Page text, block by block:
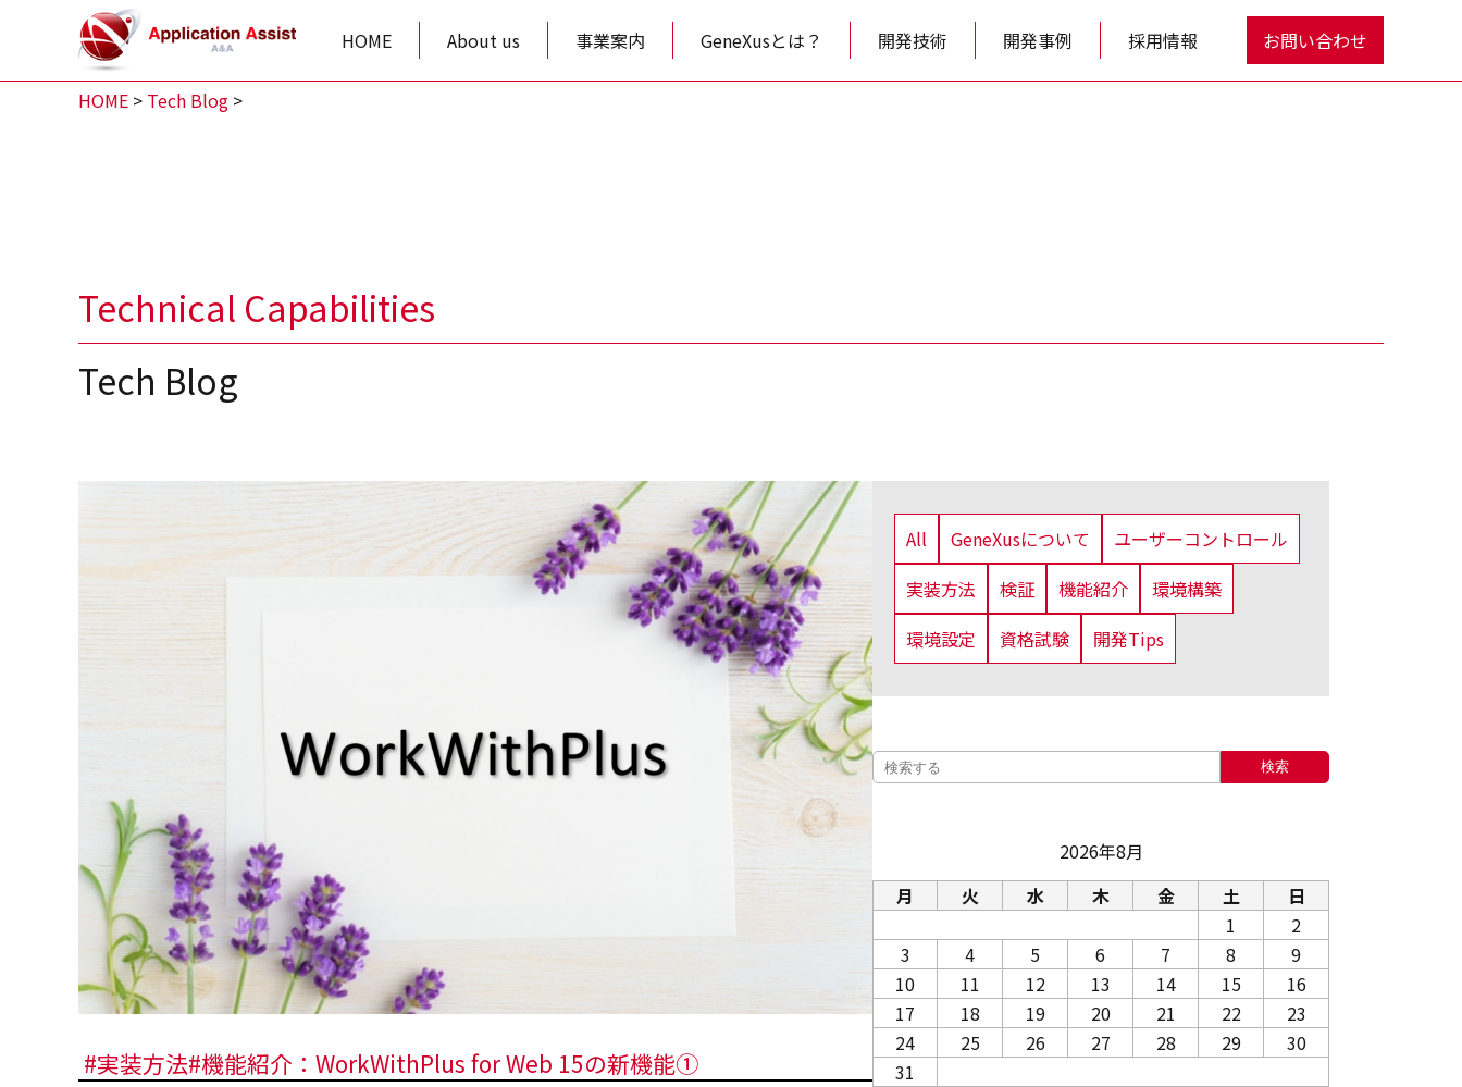
HOME About us 事業案内 GeneXusとは？ 開発技術 開発事例 採用情報 お問い合わせ
HOME > Tech Blog >
Technical Capabilities
Tech Blog
#実装方法#機能紹介：WorkWithPlus for Web 15の新機能①
All GeneXusについて
ユーザーコントロール
実装方法
検証 機能紹介
環境構築
環境設定
資格試験 開発Tips
検索
2026年8月
月
火 水 木 金 土 日
1
2
3
4 5 6 7 8
9
10
11 12 13 14 15
16
17
18 19 20 21 22
23
24
25 26 27 28 29
30
31